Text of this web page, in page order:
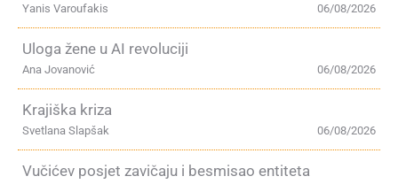
06/08/2026
Yanis Varoufakis
Uloga žene u AI revoluciji
06/08/2026
Ana Jovanović
Krajiška kriza
06/08/2026
Svetlana Slapšak
Vučićev posjet zavičaju i besmisao entiteta